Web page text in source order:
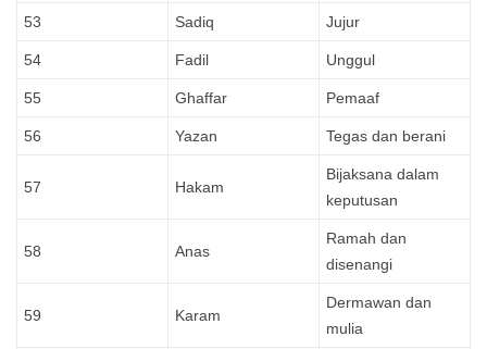
53 Sadiq Jujur
54 Fadil Unggul
55 Ghaffar Pemaaf
56 Yazan Tegas dan berani
57 Hakam
Bijaksana dalam
keputusan
58 Anas
Ramah dan
disenangi
59 Karam
Dermawan dan
mulia